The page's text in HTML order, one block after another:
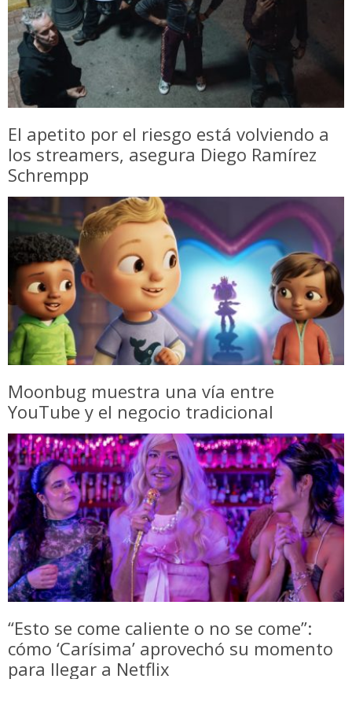
El apetito por el riesgo está volviendo a
los streamers, asegura Diego Ramírez
Schrempp
Moonbug muestra una vía entre
YouTube y el negocio tradicional
“Esto se come caliente o no se come”:
cómo ‘Carísima’ aprovechó su momento
para llegar a Netflix